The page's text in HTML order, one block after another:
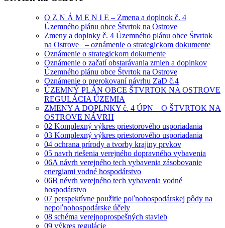
O Z N Á M E N I E – Zmena a doplnok č. 4
Územného plánu obce Štvrtok na Ostrove
Zmeny a doplnky č. 4 Územného plánu obce Štvrtok
na Ostrove_ – oznámenie o strategickom dokumente
Oznámenie o strategickom dokumente
Oznámenie o začatí obstarávania zmien a doplnkov
Územného plánu obce Štvrtok na Ostrove
Oznámenie o prerokovaní návrhu ZaD č.4
ÚZEMNÝ PLÁN OBCE ŠTVRTOK NA OSTROVE
REGULÁCIA ÚZEMIA
ZMENY A DOPLNKY č. 4 ÚPN – O ŠTVRTOK NA
OSTROVE NÁVRH
02 Komplexný výkres priestorového usporiadania
03 Komplexný výkres priestorového usporiadania
04 ochrana prírody a tvorby krajiny prvkov
05 navrh riešenia verejného dopravného vybavenia
06A návrh verejného tech vybavenia zásobovanie
energiami vodné hospodárstvo
06B névrh verejného tech vybavenia vodné
hospodárstvo
07 perspektívne použitie poľnohospodárskej pôdy na
nepoľnohospodárske účely
08 schéma verejnoprospešných stavieb
09 výkres regulácie